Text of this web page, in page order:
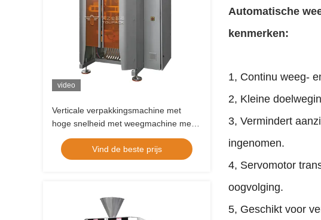
video
Verticale verpakkingsmachine met
hoge snelheid met weegmachine met
meerdere koppen voor snacks, chips,
noten en zakjes voor huisdieren
Vind de beste prijs
Automatische
kenmerken:
1, Continu weeg-
2, Kleine
3, Vermindert
ingenomen.
4, Servomotor
oogvolging.
5, Geschikt voor